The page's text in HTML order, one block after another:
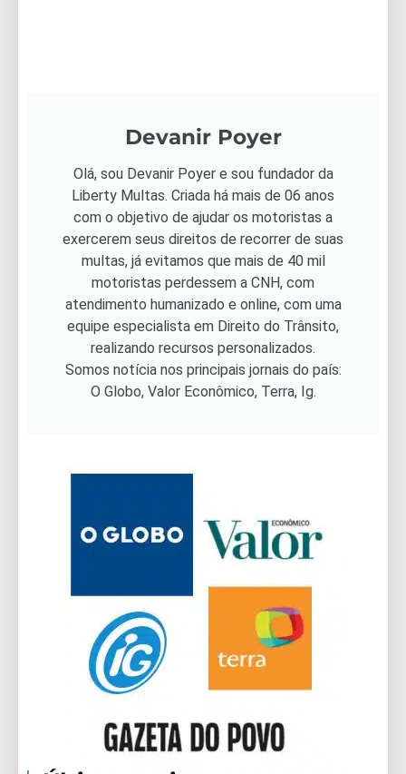
Devanir Poyer
Olá, sou Devanir Poyer e sou fundador da
Liberty Multas. Criada há mais de 06 anos
com o objetivo de ajudar os motoristas a
exercerem seus direitos de recorrer de suas
multas, já evitamos que mais de 40 mil
motoristas perdessem a CNH, com
atendimento humanizado e online, com uma
equipe especialista em Direito do Trânsito,
realizando recursos personalizados.
Somos notícia nos principais jornais do país:
O Globo, Valor Econômico, Terra, Ig.